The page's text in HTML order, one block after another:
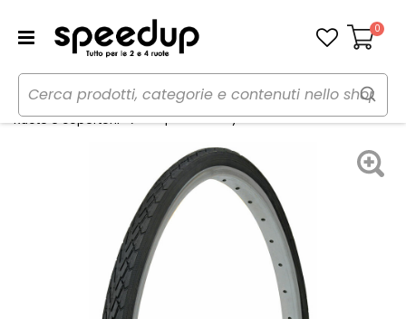
Carrello
0
Home Bici
Componenti e parti
Ruote e copertoni
Copertone City - LAMPA